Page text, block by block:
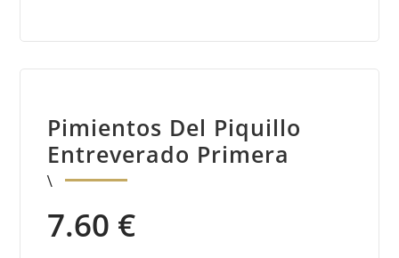
Pimientos Del Piquillo
Entreverado Primera
7.60 €